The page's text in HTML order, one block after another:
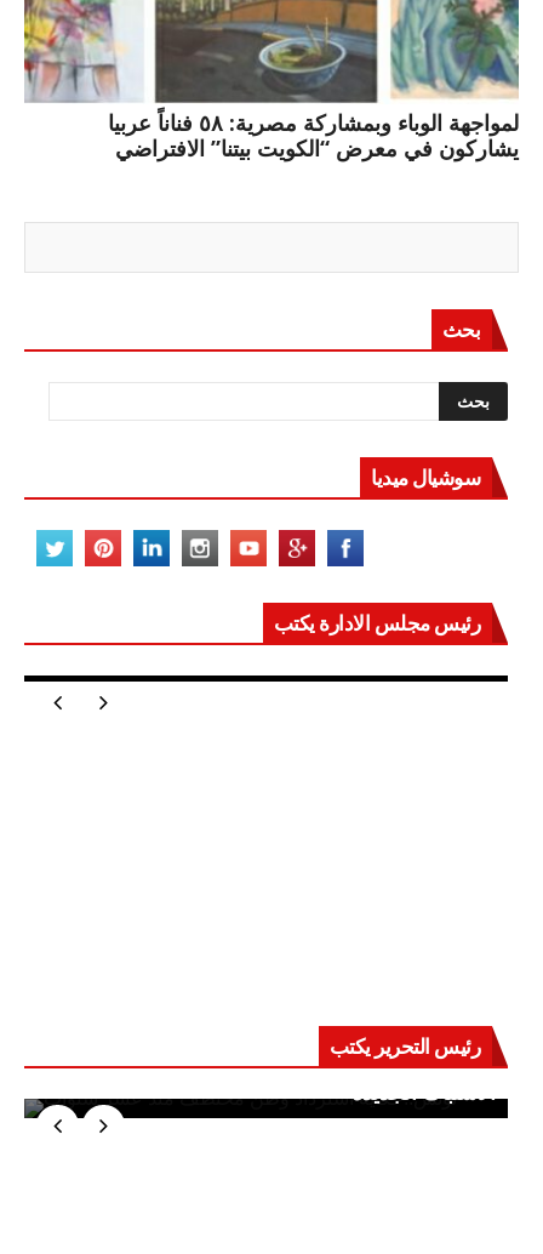
لمواجهة الوباء وبمشاركة مصرية: ٥٨ فناناً عربيا
يشاركون في معرض “الكويت بيتنا” الافتراضي
بحث
سوشيال ميديا
رئيس مجلس الادارة يكتب
مصر تعيد للعالم اتزانه
رئيس التحرير يكتب
حرب على العقول.. حادثة دمياط تكشف قواعد
الاشتباك الجديدة